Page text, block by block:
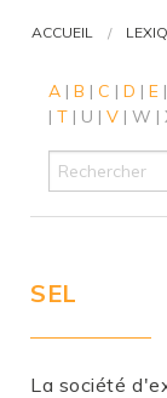
ACCUEIL
A | B | C | D | E |
| T | U | V | W |
SEL
La société